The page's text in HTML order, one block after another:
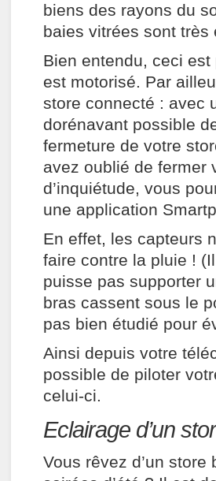
biens des rayons du
baies vitrées sont très
Bien entendu, ceci
est motorisé. Par
store connecté : avec
dorénavant possible
fermeture de votre
avez oublié de fermer
d’inquiétude, vous
une application
En effet, les capteurs
faire contre la pluie !
puisse pas supporter
bras cassent sous le
pas bien étudié pour
Ainsi depuis votre
possible de piloter
celui-ci.
Eclairage d’un
Vous rêvez d’un